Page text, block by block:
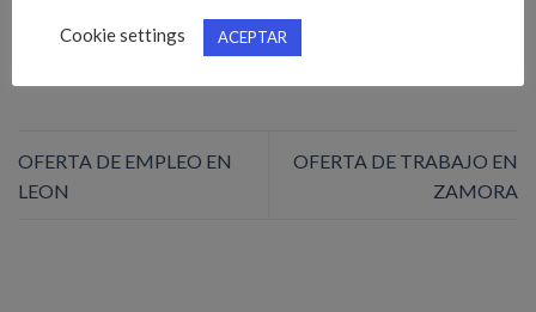
ADMIN
OFERTA DE EMPLEO EN
LEON
OFERTA DE TRABAJO EN
ZAMORA
Cookie settings ACEPTAR